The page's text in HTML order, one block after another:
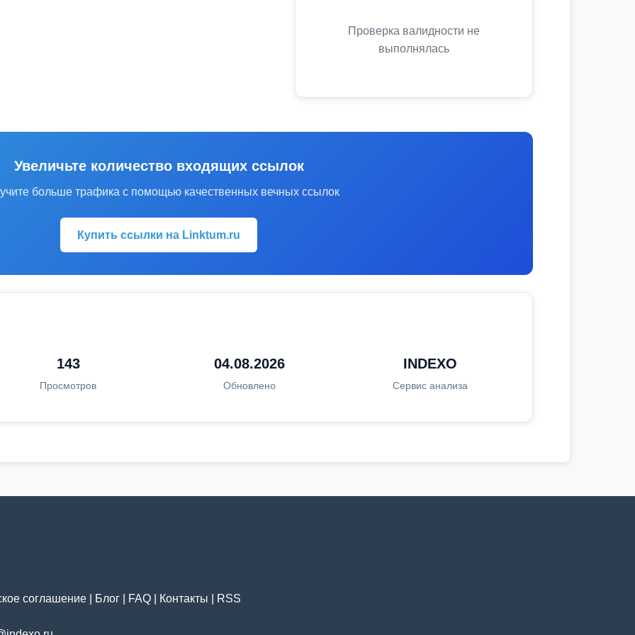
Проверка валидности не
выполнялась
Увеличьте количество входящих ссылок
больше трафика с помощью качественных вечных ссылок
Купить ссылки на Linktum.ru
143
Просмотров
04.08.2026
Обновлено
INDEXO
Сервис анализа
соглашение Блог FAQ Контакты RSS